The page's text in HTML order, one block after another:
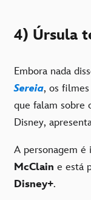
4) Úrsula
Embora nada
Sereia, os filmes
que falam sobre
Disney,
A personagem é
McClain e está
Disney+.